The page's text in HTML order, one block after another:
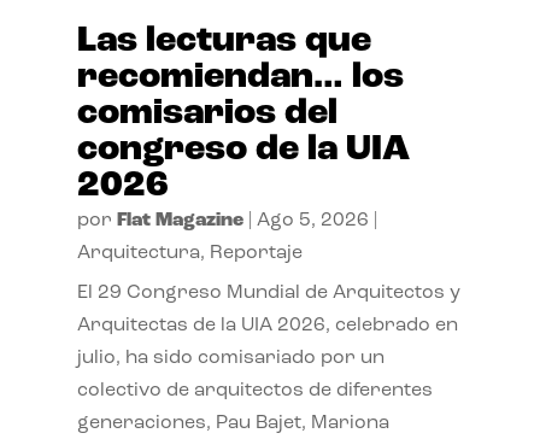
Las lecturas que
recomiendan… los
comisarios del
congreso de la UIA
2026
por Flat Magazine| Ago 5, 2026
Arquitectura, Reportaje
El 29 Congreso Mundial de Arquitectos y
Arquitectas de la UIA 2026, celebrado en
julio, ha sido comisariado por un
colectivo de arquitectos de diferentes
generaciones, Pau Bajet, Mariona